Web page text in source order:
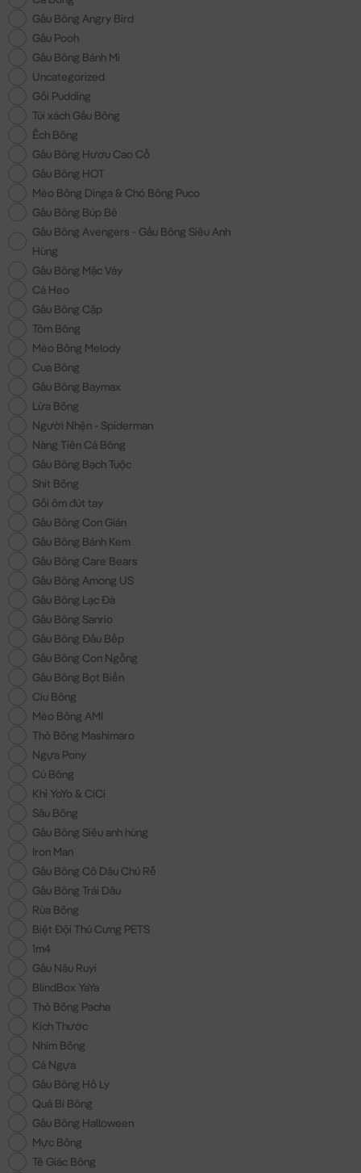
Gấu Bông Angry Bird
Gấu Pooh
Gấu Bông Bánh Mì
Uncategorized
Gối Pudding
Túi xách Gấu Bông
Ếch Bông
Gấu Bông Hươu Cao Cổ
Gấu Bông HOT
Mèo Bông Dinga & Chó Bông Puco
Gấu Bông Búp Bê
Gấu Bông Avengers - Gấu Bông Siêu Anh
Hùng
Gấu Bông Mặc Váy
Cá Heo
Gấu Bông Cặp
Tôm Bông
Mèo Bông Melody
Cua Bông
Gấu Bông Baymax
Lừa Bông
Người Nhện - Spiderman
Nàng Tiên Cá Bông
Gấu Bông Bạch Tuộc
Shit Bông
Gối ôm đút tay
Gấu Bông Con Gián
Gấu Bông Bánh Kem
Gấu Bông Care Bears
Gấu Bông Among US
Gấu Bông Lạc Đà
Gấu Bông Sanrio
Gấu Bông Đầu Bếp
Gấu Bông Con Ngỗng
Gấu Bông Bọt Biển
Ciu Bông
Mèo Bông AMI
Thỏ Bông Mashimaro
Ngựa Pony
Cú Bông
Khỉ YoYo & CiCi
Sâu Bông
Gấu Bông Siêu anh hùng
Iron Man
Gấu Bông Cô Dâu Chú Rễ
Gấu Bông Trái Dâu
Rùa Bông
Biệt Đội Thú Cưng PETS
1m4
Gấu Nâu Ruyi
BlindBox YaYa
Thỏ Bông Pacha
Kích Thước
Nhím Bông
Cá Ngựa
Gấu Bông Hồ Ly
Quả Bí Bông
Gấu Bông Halloween
Mực Bông
Tê Giác Bông